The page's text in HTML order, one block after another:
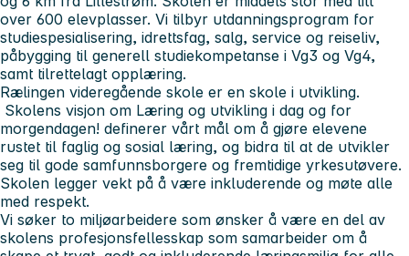
over 600 elevplasser. Vi tilbyr utdanningsprogram for
studiespesialisering, idrettsfag, salg, service og reiseliv,
påbygging til generell studiekompetanse i Vg3 og Vg4,
samt tilrettelagt opplæring.
Rælingen videregående skole er en skole i utvikling.
Skolens visjon om Læring og utvikling i dag og for
morgendagen! definerer vårt mål om å gjøre elevene
rustet til faglig og sosial læring, og bidra til at de utvikler
seg til gode samfunnsborgere og fremtidige yrkesutøvere.
Skolen legger vekt på å være inkluderende og møte alle
med respekt.
Vi søker to miljøarbeidere som ønsker å være en del av
skolens profesjonsfellesskap som samarbeider om å